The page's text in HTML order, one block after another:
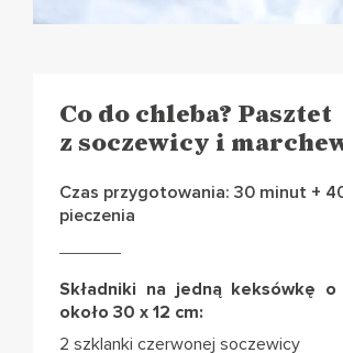
Co do chleba? Pasztet
z soczewicy i
Czas przygotowania: 30 minut +
pieczenia
Składniki na jedną keksówkę o
około 30 x 12 cm:
2 szklanki czerwonej soczewicy